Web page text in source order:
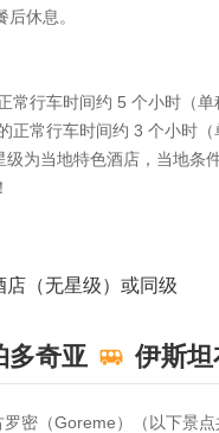
休息。
常行车时间约 5 个小时（单
正常行车时间约 3 个小时（
级为当地特色酒店，当地条
（无星级）或同级
多奇亚 伊斯
密（Goreme）（以下景